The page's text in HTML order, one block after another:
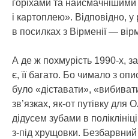
горіхами та найсмачнішими
і картоплею». Відповідно, у
в посилках з Вірменії —
А де ж похмурість 1990-х,
є, її багато. Бо чимало з
було «діставати»,
зв’язках, як-от путівку для
дідусем зубами в
з-під хрущовки.